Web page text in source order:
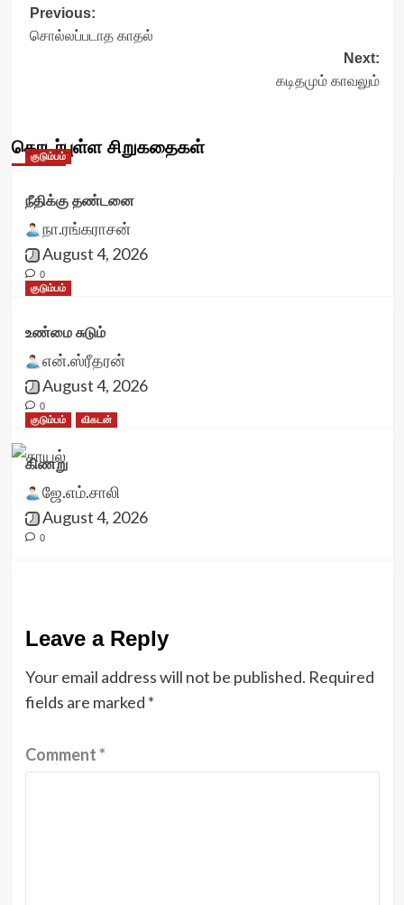
Post
navigation
Previous:
சொல்லப்படாத காதல்
Next:
கடிதமும் காவலும்
தொடர்புள்ள சிறுகதைகள்
குடும்பம்
நீதிக்கு தண்டனை
நா.ரங்கராசன்
August 4, 2026
0
குடும்பம்
உண்மை சுடும்
என்.ஸ்ரீதரன்
August 4, 2026
0
குடும்பம்
விகடன்
கிணறு
ஜே.எம்.சாலி
August 4, 2026
0
Leave a Reply
Your email address will not be published. Required
fields are marked *
Comment*